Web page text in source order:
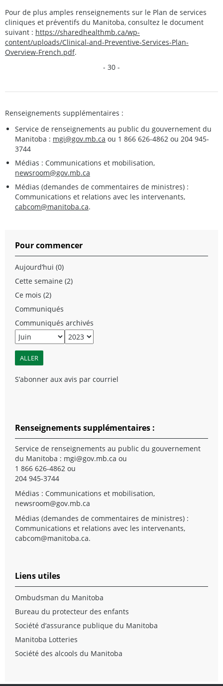
Pour de plus amples renseignements sur le Plan de services
cliniques et préventifs du Manitoba, consultez le document
suivant : https://sharedhealthmb.ca/wp-
content/uploads/Clinical-and-Preventive-Services-Plan-
Overview-French.pdf.
- 30 -
Renseignements supplémentaires :
Service de renseignements au public du gouvernement du
Manitoba : mgi@gov.mb.ca ou 1 866 626-4862 ou 204 945-
3744
Médias : Communications et mobilisation,
newsroom@gov.mb.ca
Médias (demandes de commentaires de ministres) :
Communications et relations avec les intervenants,
cabcom@manitoba.ca.
Pour commencer
Aujourd’hui (0)
Cette semaine (2)
Ce mois (2)
Communiqués
Communiqués archivés
S’abonner aux avis par courriel
Renseignements supplémentaires :
Service de renseignements au public du gouvernement
du Manitoba : mgi@gov.mb.ca ou
1 866 626-4862 ou
204 945-3744
Médias : Communications et mobilisation,
newsroom@gov.mb.ca
Médias (demandes de commentaires de ministres) :
Communications et relations avec les intervenants,
cabcom@manitoba.ca.
Liens utiles
Ombudsman du Manitoba
Bureau du protecteur des enfants
Société d’assurance publique du Manitoba
Manitoba Lotteries
Société des alcools du Manitoba